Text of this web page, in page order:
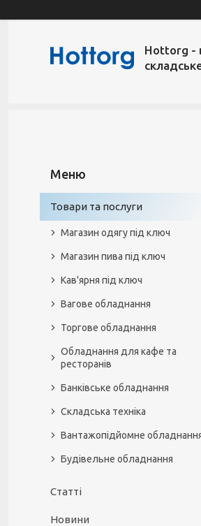
Hottorg -
Товари та послуги
Магазин одягу під ключ
Магазин пива під ключ
Кав'ярня під ключ
Вагове обладнання
Торгове обладнання
Обладнання для кафе та
ресторанів
Банківське обладнання
Складська техніка
Вантажопідйомне
Будівельне обладнання
Статті
Новини